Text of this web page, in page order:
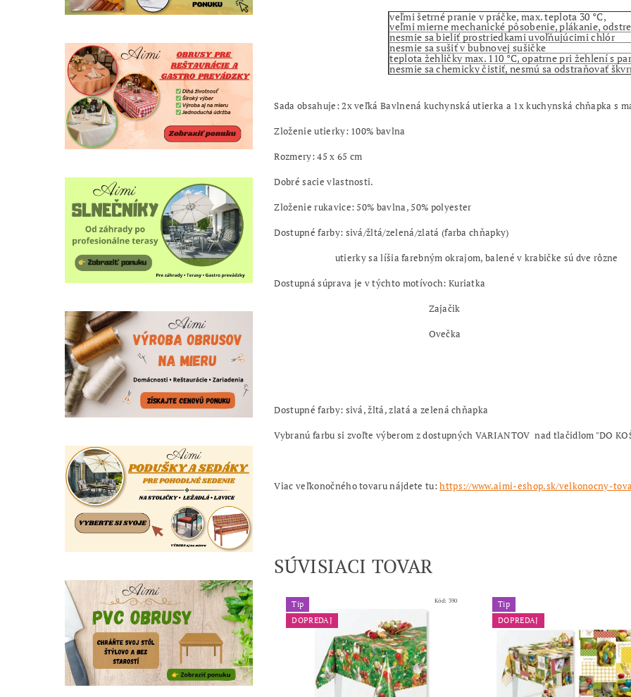
veľmi šetrné pranie v práčke, max. teplota 30 °C,
veľmi mierne mechanické pôsobenie, plákanie,
nesmie sa bieliť prostriedkami uvoľňujúcimi chlór
nesmie sa sušiť v bubnovej sušičke
teplota žehličky max. 110 °C, opatrne pri žehlení s
nesmie sa chemicky čistiť, nesmú sa odstraňovať
Sada obsahuje: 2x veľká Bavlnená kuchynská utierka a 1x kuchynská chňapka s
Zloženie utierky: 100% bavlna
Rozmery: 45 x 65 cm
Dobré sacie vlastnosti.
Zloženie rukavice: 50% bavlna, 50% polyester
Dostupné farby: sivá/žltá/zelená/zlatá (farba chňapky)
utierky sa líšia farebným okrajom, balené v krabičke sú dve rôzne
Dostupná súprava je v týchto motívoch: Kuriatka
Zajačik
Ovečka
Dostupné farby: sivá, žltá, zlatá a zelená chňapka
Vybranú farbu si zvoľte výberom z dostupných VARIANTOV nad tlačidlom "DO
Viac veľkonočného tovaru nájdete tu:https://www.aimi-eshop.sk/velkonocny-
SÚVISIACI TOVAR
Tip
DOPREDAJ
Kód: 390
Tip
DOPREDAJ